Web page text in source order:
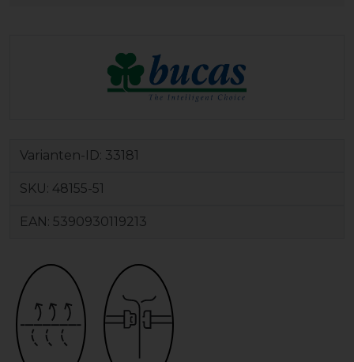
Varianten-ID: 33181
SKU: 48155-51
EAN: 5390930119213